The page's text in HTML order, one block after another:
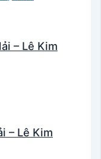
– Lê Kim
– Lê Kim